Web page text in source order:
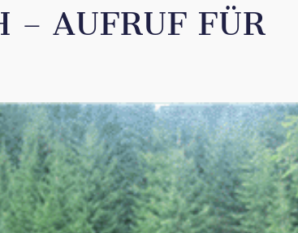
– AUFRUF FÜR